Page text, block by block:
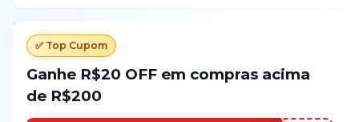
✅ Top Cupom
Ganhe R$20 OFF em compras acima
de R$200